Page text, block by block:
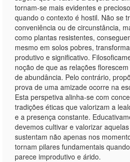
tornam-se mais evidentes e
quando o contexto é hostil. Não se
conveniência ou de circunstância,
como plantas resistentes,
mesmo em solos pobres,
produtivo e significativo.
noção de que as relações
de abundância. Pelo contrário,
prova de uma amizade ocorre na
Esta perspetiva alinha-se com
tradições éticas que valorizam a
e a presença constante.
devemos cultivar e valorizar
sustentam não apenas nos
tornam pilares fundamentais
parece improdutivo e árido.